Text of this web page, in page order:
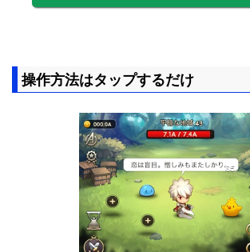
操作方法はタップするだけ